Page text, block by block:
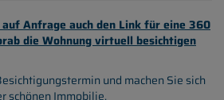
auf Anfrage auch den Link für eine 360
die Wohnung virtuell besichtigen
und machen Sie sich
schönen Immobilie.